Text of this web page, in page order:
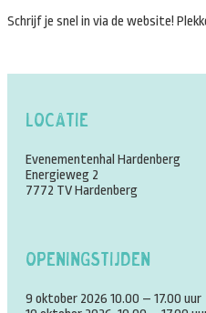
Schrijf je snel in via de website!
Locatie
Evenementenhal Hardenberg
Energieweg 2
7772 TV Hardenberg
Openingstijden
9 oktober 2026 10.00 – 17.00 uur